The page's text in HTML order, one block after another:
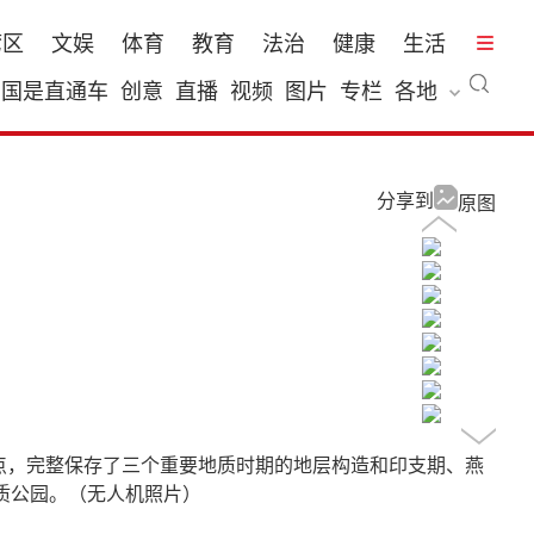
文娱 体育 教育 法治 健康
生活
国是直通车 创意 直播 视频 图片 专栏 各地
原图
分享到
完整保存了三个重要地质时期的地层构造和印支期、燕
园。（无人机照片）